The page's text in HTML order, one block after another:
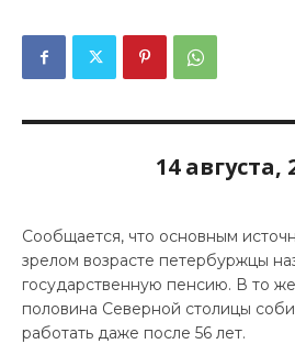
14 августа,
Сообщается, что основным
зрелом возрасте петербуржцы
государственную пенсию. В то
половина Северной столицы
работать даже после 56 лет.